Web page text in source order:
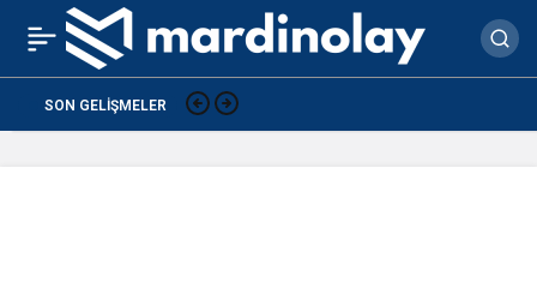
SON GELIŞMELER
Mardin Valiliği Açıkladı: 1
ölü, 10 yaralı
Paylaş